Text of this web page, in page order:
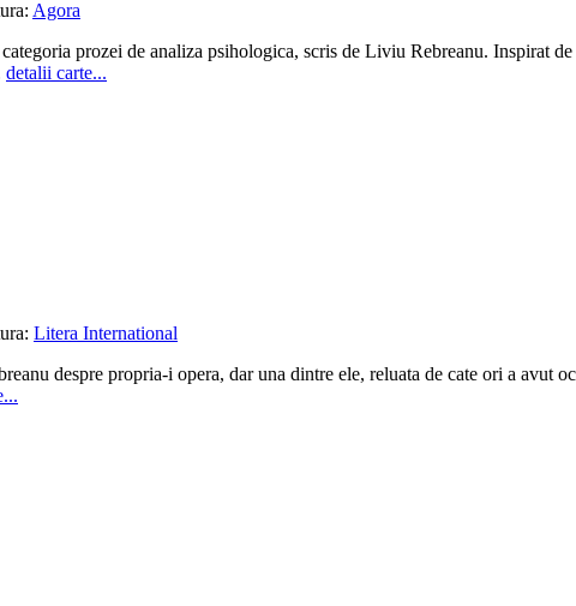
Agora
prozei de analiza psihologica, scris de Liviu Rebreanu. Inspirat
detalii carte...
Litera International
despre propria-i opera, dar una dintre ele, reluata de cate ori a avut